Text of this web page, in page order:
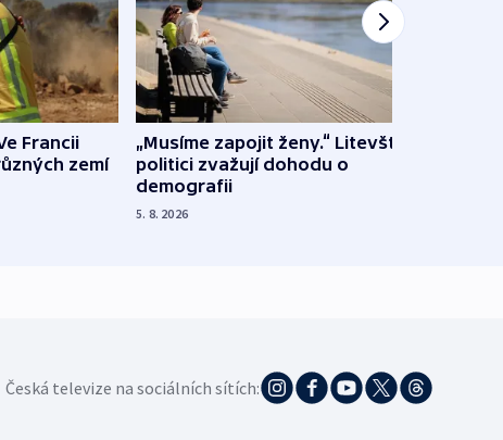
Francii
zemí
„Musíme zapojit ženy.“ Litevští
politici zvažují dohodu o
demografii
5. 8. 2026
Česká televize na sociálních sítích: